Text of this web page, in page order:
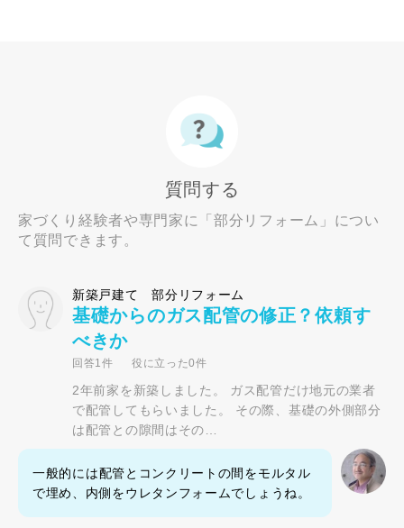
質問する
家づくり経験者や専門家に「部分リフォーム」につい
て質問できます。
新築戸建て 部分リフォーム
基礎からのガス配管の修正？依頼す
べきか
回答1件 役に立った0件
2年前家を新築しました。 ガス配管だけ地元の業者
で配管してもらいました。 その際、基礎の外側部分
は配管との隙間はその…
一般的には配管とコンクリートの間をモルタル
で埋め、内側をウレタンフォームでしょうね。